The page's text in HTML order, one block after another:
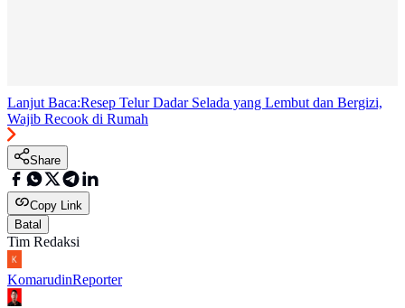
Lanjut Baca:Resep Telur Dadar Selada yang Lembut dan Bergizi,
Wajib Recook di Rumah
Share
Copy Link
Batal
Tim Redaksi
KomarudinReporter